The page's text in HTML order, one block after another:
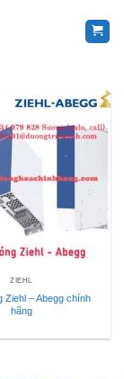
ZIEHL
Ziehl – Abegg chính
hãng